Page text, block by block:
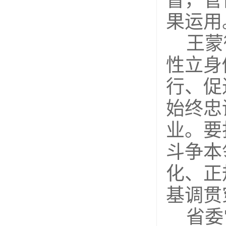
果运
王
性立
行、
始终
业。
斗争
化、
基调
省